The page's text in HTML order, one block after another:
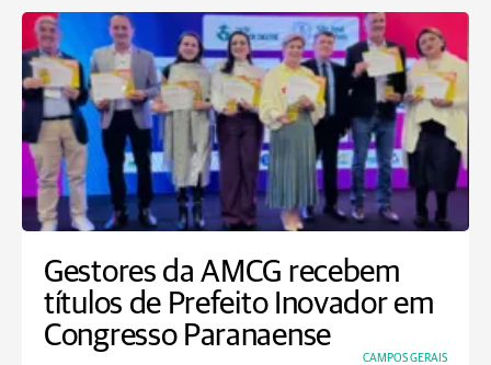
Gestores da AMCG recebem
títulos de Prefeito Inovador em
Congresso Paranaense
CAMPOS GERAIS